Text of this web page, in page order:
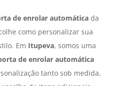
de enrolar automáticada
como personalizar sua
Em Itupeva, somos uma
de enrolar automática
tanto sob medida,